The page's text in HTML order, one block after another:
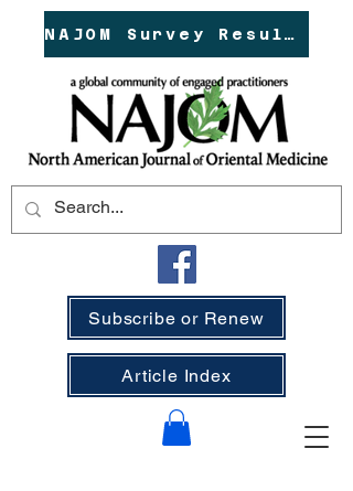
NAJOM Survey Results!
Subscribe or Renew
Article Index